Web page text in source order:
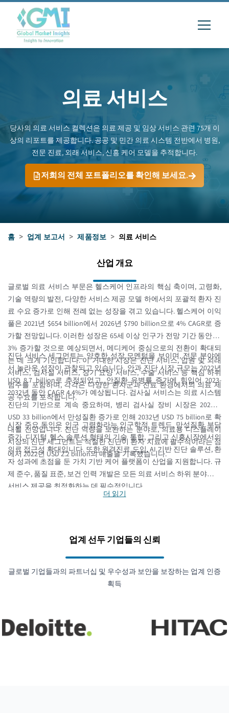
의료 서비스
당사의 의료 서비스 컬렉션은 의료 제공 및 임상 서비스 관련 75개 이
상의 리포트를 제공합니다. 공공 및 민간 의료 시스템 전반에서 병원,
전문 진료, 외래 서비스, 신흥 케어 모델을 추적합니다.
저희의 전체 포트폴리오를 확인해 보세요.
홈 > 업계 보고서 > 제품정보 > 의료 서비스
산업 개요
글로벌 의료 서비스 부문은 헬스케어 인프라의 핵심 축이며, 고령화,
기술 역량의 발전, 다양한 서비스 제공 모델 하에서의 포괄적 환자 진
료 수요 증가로 인해 전례 없는 성장을 겪고 있습니다. 헬스케어 이익
풀은 2021년 $654 billion에서 2026년 $790 billion으로 4% CAGR로 증
가할 전망입니다. 이러한 성장은 65세 이상 인구가 전망 기간 동안 연
3% 증가할 것으로 예상되면서, 메디케어 중심으로의 전환이 확대되
는 데 크게 기인합니다. 이 거대한 시장은 진단 서비스, 입원 및 외래
서비스, 검사실 서비스, 장기 요양 서비스, 수술 서비스 등 핵심 하위
범주를 포함하며, 각각은 다양한 환자군과 진료 환경에서의 의료 제
공 수요를 포착합니다.
진단 서비스 세그먼트는 양호한 성장 모멘텀을 보이며, 전문 분야에
서 놀라운 성장이 관찰되고 있습니다. 안과 진단 시장 규모는 2022년
USD 8.7 billion로 추정되었고, 안질환 유병률 증가에 힘입어 2023-
2032년 동안 CAGR 4.4%가 예상됩니다. 검사실 서비스는 의료 시스템
진단의 기반으로 계속 중요하며, 병리 검사실 장비 시장은 2022년
USD 33 billion에서 만성질환 증가로 인해 2032년 USD 75 billion로 확
대될 전망입니다. 진단 역량을 보완하는 분야로, 의료용 디스플레이
시장의 진단 세그먼트는 적절한 진단이 환자 치료에 필수적이라는 점
에서 2022년 USD 2.2 billion의 매출을 기록했습니다.
시장 주요 동인은 인구 고령화라는 인구학적 트렌드, 만성질환 부담
증가, 디지털 헬스 솔루션 형태의 기술 통합, 그리고 신흥시장에서의
의료 접근성 확대입니다. 또한 원격진료 도입, AI 기반 진단 솔루션, 환
자 성과에 초점을 둔 가치 기반 케어 플랫폼이 산업을 지원합니다. 규
제 준수, 품질 표준, 보건 인력 개발은 모든 의료 서비스 하위 분야에서
서비스 제공을 최적화하는 데 필수적입니다.
더 읽기
업계 선두 기업들의 신뢰
글로벌 기업들과의 파트너십 및 우수성과 보안을 보장하는 업계 인증
획득